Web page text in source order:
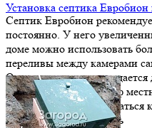
Установка септика
Септик Евробион
постоянно. У него
доме можно использовать
переливы между камерами
Осветленная вода
сделать отвод на рельеф
перед тем, как
качественно установить